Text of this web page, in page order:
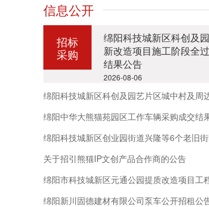
信息公开
招标
采购
绵阳科技城新区科创及
新改造项目施工阶段全
结果公告
2026-08-06
绵阳中华大熊猫苑园区工作车辆采购成交结
关于招引熊猫IP文创产品合作商的公告
绵阳新川固德建材有限公司泵车公开招租公